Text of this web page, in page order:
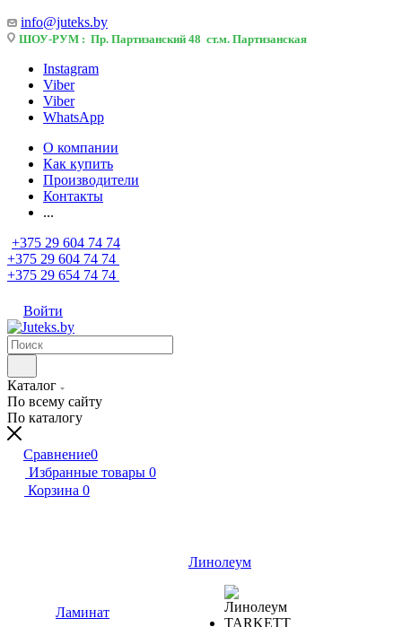
info@juteks.by
ШОУ-РУМ : Пр. Партизанский 48 ст.м. Партизанская
Instagram
Viber
Viber
WhatsApp
О компании
Как купить
Производители
Контакты
...
+375 29 604 74 74
+375 29 604 74 74
+375 29 654 74 74
Войти
Каталог
По всему сайту
По каталогу
Сравнение0
Избранные товары 0
Корзина 0
Ламинат
Линолеум